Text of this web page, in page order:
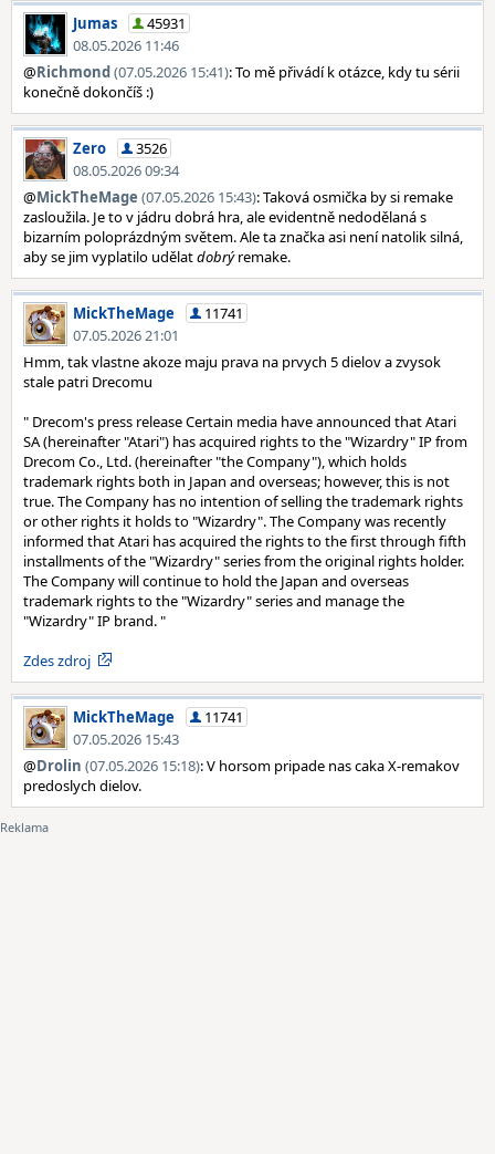
Jumas
45931
08.05.2026 11:46
@Richmond(07.05.2026 15:41): To mě přivádí k otázce, kdy tu sérii
konečně dokončíš :)
Zero
3526
08.05.2026 09:34
@MickTheMage (07.05.2026 15:43): Taková osmička by si remake
zasloužila. Je to v jádru dobrá hra, ale evidentně nedodělaná s
bizarním poloprázdným světem. Ale ta značka asi není natolik silná,
aby se jim vyplatilo udělatdobrýremake.
MickTheMage
11741
07.05.2026 21:01
Hmm, tak vlastne akoze maju prava na prvych 5 dielov a zvysok
stale patri Drecomu
" Drecom's press release Certain media have announced that Atari
SA (hereinafter "Atari") has acquired rights to the "Wizardry" IP from
Drecom Co., Ltd. (hereinafter "the Company"), which holds
trademark rights both in Japan and overseas; however, this is not
true. The Company has no intention of selling the trademark rights
or other rights it holds to "Wizardry". The Company was recently
informed that Atari has acquired the rights to the first through fifth
installments of the "Wizardry" series from the original rights holder.
The Company will continue to hold the Japan and overseas
trademark rights to the "Wizardry" series and manage the
"Wizardry" IP brand. "
Zdes zdroj
MickTheMage
11741
07.05.2026 15:43
@Drolin (07.05.2026 15:18): V horsom pripade nas caka X-remakov
predoslych dielov.